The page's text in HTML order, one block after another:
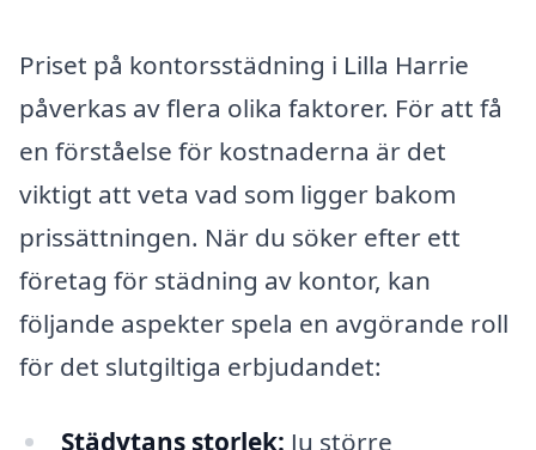
Priset på kontorsstädning i Lilla Harrie
påverkas av flera olika faktorer. För att få
en förståelse för kostnaderna är det
viktigt att veta vad som ligger bakom
prissättningen. När du söker efter ett
företag för städning av kontor, kan
följande aspekter spela en avgörande roll
för det slutgiltiga erbjudandet:
Städytans storlek: Ju större